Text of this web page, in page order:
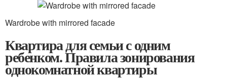
Wardrobe with mirrored facade
Квартира для семьи с одним
ребенком. Правила зонирования
однокомнатной квартиры